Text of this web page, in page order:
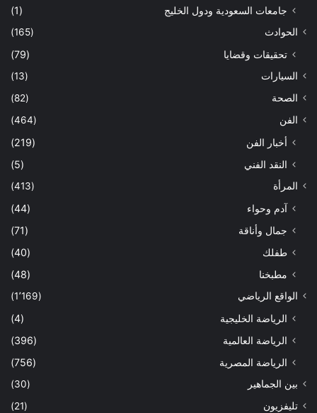
جامعات السعودية ودول الخليج
(1)
الحوادث (165)
تحقيقات وقضايا (79)
السيارات
(13)
الصحة
(82)
الفن
(464)
أخبار الفن
(219)
النقد الفني
(5)
المرأة (413)
آدم وحواء
(44)
جمال وأناقة
(71)
طفلك
(40)
مطبخنا
(48)
الواقع الرياضي (1٬169)
الرياضة الخليجية
(4)
الرياضة العالمية
(396)
الرياضة المصرية
(756)
بين الجماهير
(30)
تليفزيون
(21)